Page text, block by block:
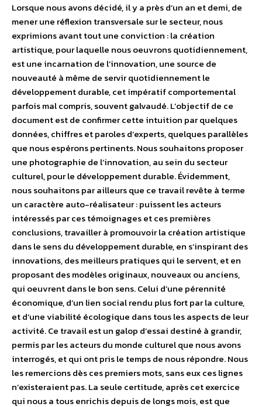
Lorsque nous avons décidé, il y a près d’un an et demi, de
mener une réflexion transversale sur le secteur, nous
exprimions avant tout une conviction : la création
artistique, pour laquelle nous oeuvrons quotidiennement,
est une incarnation de l’innovation, une source de
nouveauté à même de servir quotidiennement le
développement durable, cet impératif comportemental
parfois mal compris, souvent galvaudé. L’objectif de ce
document est de confirmer cette intuition par quelques
données, chiffres et paroles d’experts, quelques parallèles
que nous espérons pertinents. Nous souhaitons proposer
une photographie de l’innovation, au sein du secteur
culturel, pour le développement durable. Évidemment,
nous souhaitons par ailleurs que ce travail revête à terme
un caractère auto-réalisateur : puissent les acteurs
intéressés par ces témoignages et ces premières
conclusions, travailler à promouvoir la création artistique
dans le sens du développement durable, en s’inspirant des
innovations, des meilleurs pratiques qui le servent, et en
proposant des modèles originaux, nouveaux ou anciens,
qui oeuvrent dans le bon sens. Celui d’une pérennité
économique, d’un lien social rendu plus fort par la culture,
et d’une viabilité écologique dans tous les aspects de leur
activité. Ce travail est un galop d’essai destiné à grandir,
permis par les acteurs du monde culturel que nous avons
interrogés, et qui ont pris le temps de nous répondre. Nous
les remercions dès ces premiers mots, sans eux ces lignes
n’existeraient pas. La seule certitude, après cet exercice
qui nous a tous enrichis depuis de longs mois, est que